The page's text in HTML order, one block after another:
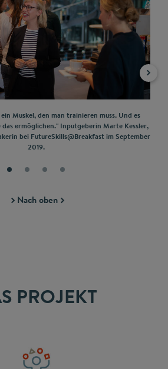
Muskel, den man trainieren muss. Und es
ermöglichen." Inputgeberin Marte Kessler,
bei FutureSkills@Breakfast im September
2019.
Nach oben
PROJEKT